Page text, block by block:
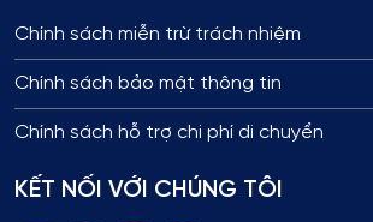
Chính sách miễn trừ trách nhiệm
Chính sách bảo mật thông tin
Chính sách hỗ trợ chi phí di chuyển
KẾT NỐI VỚI CHÚNG TÔI